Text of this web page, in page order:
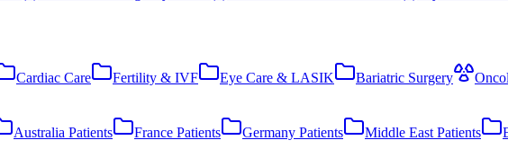
Cardiac Care Fertility & IVF Eye Care & LASIK Bariatric Surgery
Australia Patients France Patients Germany Patients Middle East Patients